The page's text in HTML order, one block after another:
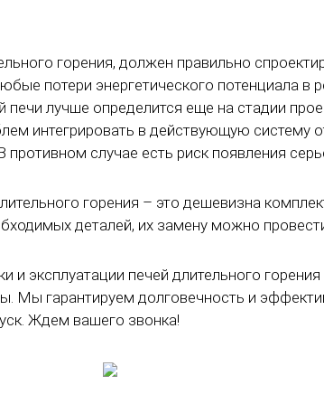
горения, должен правильно
потери энергетического потенциала в
печи лучше определится еще на стадии
интегрировать в действующую систему
случае есть риск появления
горения – это дешевизна
деталей, их замену можно
эксплуатации печей длительного
Мы гарантируем долговечность и
Ждем вашего звонка!